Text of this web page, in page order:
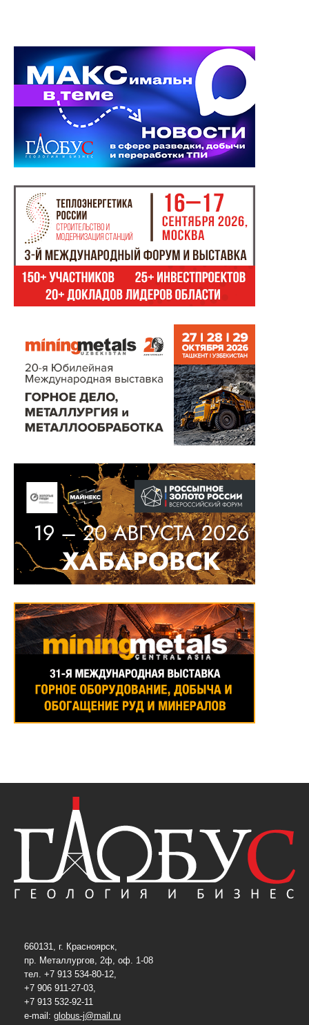
660131, г. Красноярск,
пр. Металлургов, 2ф, оф. 1-08
тел. +7 913 534-80-12,
+7 906 911-27-03,
+7 913 532-92-11
e-mail: globus-j@mail.ru